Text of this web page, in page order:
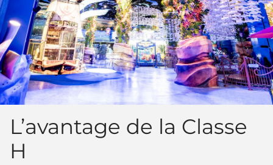
L’avantage de la Classe
H